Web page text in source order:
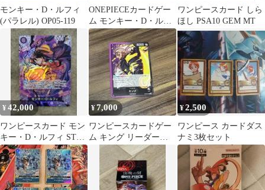
モンキー・D・ルフィ
(パラレル) OP05-119
ONEPIECEカードゲー
ム モンキー・D・ルフ
ィ P-041
ワンピースカード しら
ほし PSA10 GEM MT
¥42,000
ワンピースカード モン
キー・D・ルフィ ST26-
005
¥7,000
ワンピースカードゲー
ム キング リーダー
OP08-057
¥2,500
ワンピース カードダス
ナミ3枚セット